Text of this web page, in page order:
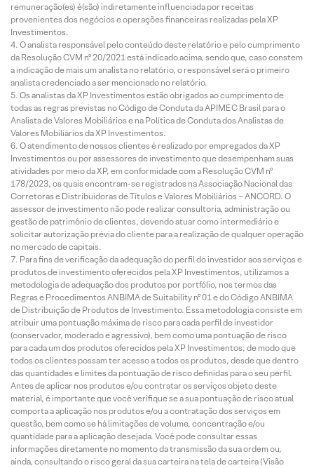
remuneração(es) é(são) indiretamente influenciada por receitas
provenientes dos negócios e operações financeiras realizadas pela XP
Investimentos.
O analista responsável pelo conteúdo deste relatório e pelo cumprimento
da Resolução CVM nº 20/2021 está indicado acima, sendo que, caso constem
a indicação de mais um analista no relatório, o responsável será o primeiro
analista credenciado a ser mencionado no relatório.
Os analistas da XP Investimentos estão obrigados ao cumprimento de
todas as regras previstas no Código de Conduta da APIMEC Brasil para o
Analista de Valores Mobiliários e na Política de Conduta dos Analistas de
Valores Mobiliários da XP Investimentos.
O atendimento de nossos clientes é realizado por empregados da XP
Investimentos ou por assessores de investimento que desempenham suas
atividades por meio da XP, em conformidade com a Resolução CVM nº
178/2023, os quais encontram-se registrados na Associação Nacional das
Corretoras e Distribuidoras de Títulos e Valores Mobiliários – ANCORD. O
assessor de investimento não pode realizar consultoria, administração ou
gestão de patrimônio de clientes, devendo atuar como intermediário e
solicitar autorização prévia do cliente para a realização de qualquer operação
no mercado de capitais.
Para fins de verificação da adequação do perfil do investidor aos serviços e
produtos de investimento oferecidos pela XP Investimentos, utilizamos a
metodologia de adequação dos produtos por portfólio, nos termos das
Regras e Procedimentos ANBIMA de Suitability nº 01 e do Código ANBIMA
de Distribuição de Produtos de Investimento. Essa metodologia consiste em
atribuir uma pontuação máxima de risco para cada perfil de investidor
(conservador, moderado e agressivo), bem como uma pontuação de risco
para cada um dos produtos oferecidos pela XP Investimentos, de modo que
todos os clientes possam ter acesso a todos os produtos, desde que dentro
das quantidades e limites da pontuação de risco definidas para o seu perfil.
Antes de aplicar nos produtos e/ou contratar os serviços objeto deste
material, é importante que você verifique se a sua pontuação de risco atual
comporta a aplicação nos produtos e/ou a contratação dos serviços em
questão, bem como se há limitações de volume, concentração e/ou
quantidade para a aplicação desejada. Você pode consultar essas
informações diretamente no momento da transmissão da sua ordem ou,
ainda, consultando o risco geral da sua carteira na tela de carteira (Visão